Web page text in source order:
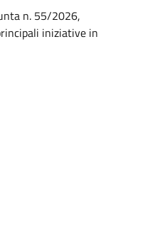
n. 55/2026,
iniziative in